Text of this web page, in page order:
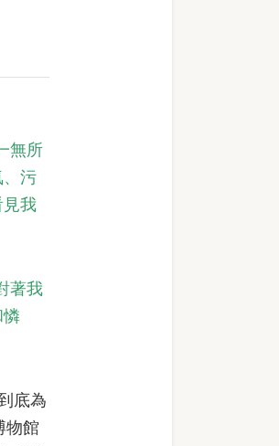
無所
污
見我
著我
憐
底為
物館